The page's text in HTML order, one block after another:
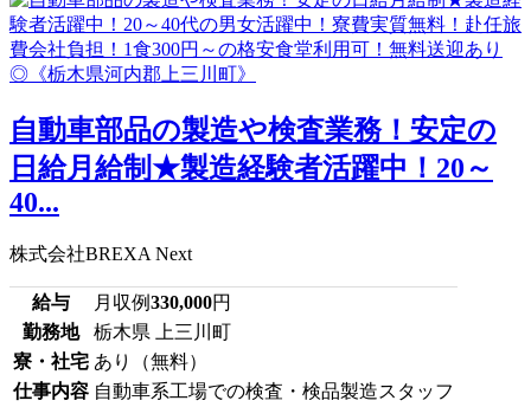
自動車部品の製造や検査業務！安定の
日給月給制★製造経験者活躍中！20～
40...
株式会社BREXA Next
給与 月収例330,000円
勤務地
栃木県 上三川町
寮・社宅 あり（無料）
仕事内容 自動車系工場での検査・検品製造スタッフ